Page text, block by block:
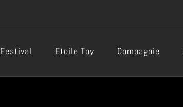
Festival Etoile Toy Compagnie